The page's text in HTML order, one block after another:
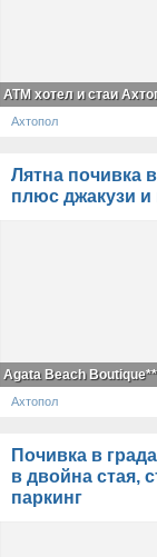
АТМ хотел и стаи
Ахтопол
Лятна почивка
плюс джакузи и
Agata Beach
Ахтопол
Почивка в
в двойна стая,
паркинг